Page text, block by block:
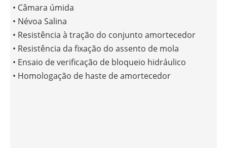
• Câmara úmida
• Névoa Salina
• Resistência à tração do conjunto amortecedor
• Resistência da fixação do assento de mola
• Ensaio de verificação de bloqueio hidráulico
• Homologação de haste de amortecedor